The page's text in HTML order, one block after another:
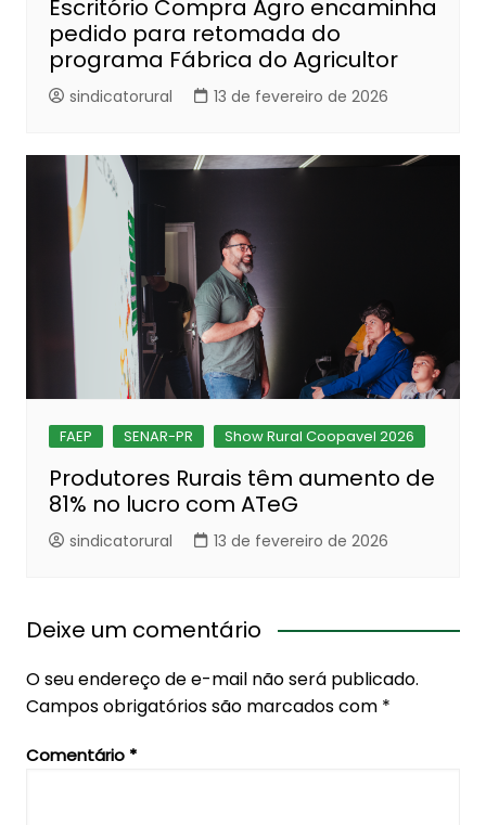
Escritório Compra Agro encaminha
pedido para retomada do
programa Fábrica do Agricultor
sindicatorural 13 de fevereiro de 2026
FAEP SENAR-PR Show Rural Coopavel 2026
Produtores Rurais têm aumento de
81% no lucro com ATeG
sindicatorural 13 de fevereiro de 2026
Deixe um comentário
O seu endereço de e-mail não será publicado.
Campos obrigatórios são marcados com *
Comentário *